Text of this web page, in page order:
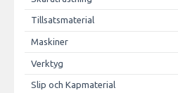
Tillsatsmaterial
Maskiner
Verktyg
Slip och Kapmaterial